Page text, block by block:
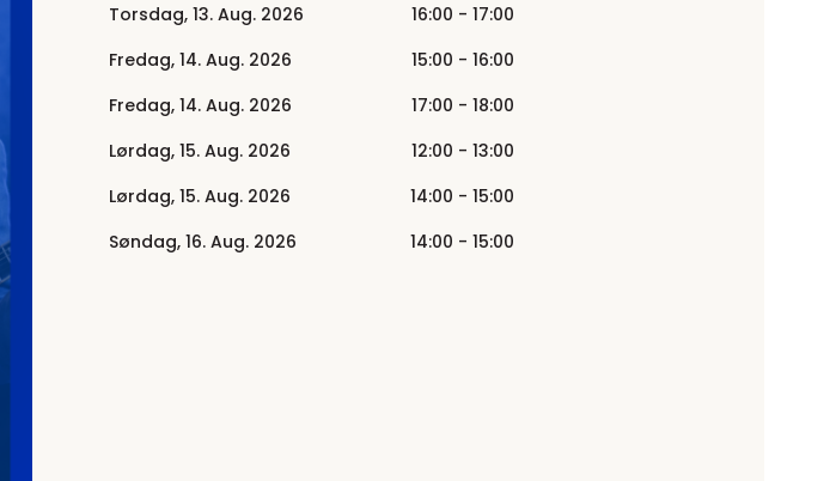
Torsdag, 13. Aug. 2026
16:00 - 17:00
Fredag, 14. Aug. 2026
15:00 - 16:00
Fredag, 14. Aug. 2026
17:00 - 18:00
Lørdag, 15. Aug. 2026
12:00 - 13:00
Lørdag, 15. Aug. 2026
14:00 - 15:00
Søndag, 16. Aug. 2026
14:00 - 15:00